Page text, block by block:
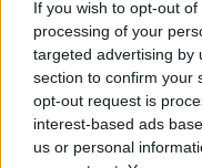
If you wish to opt-out
processing of your
targeted advertising by
section to confirm your
opt-out request is
interest-based ads
us or personal
Ακολουθήστε